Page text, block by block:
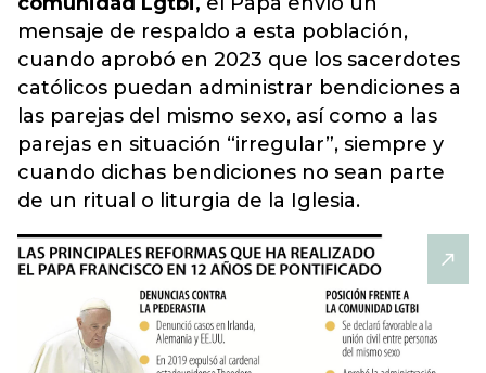
mensaje de respaldo a esta población,
cuando aprobó en 2023 que los sacerdotes
católicos puedan administrar bendiciones a
las parejas del mismo sexo, así como a las
parejas en situación “irregular”, siempre y
cuando dichas bendiciones no sean parte
de un ritual o liturgia de la Iglesia.